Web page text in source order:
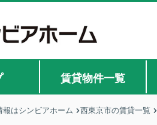
賃貸物件一覧
はシンビアホーム 西東京市の賃貸一覧